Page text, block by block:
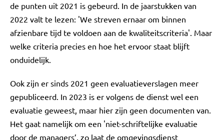
de punten uit 2021 is gebeurd. In de jaarstukken van
2022 valt te lezen: 'We streven ernaar om binnen
afzienbare tijd te voldoen aan de kwaliteitscriteria'. Maar
welke criteria precies en hoe het ervoor staat blijft
onduidelijk.
Ook zijn er sinds 2021 geen evaluatieverslagen meer
gepubliceerd. In 2023 is er volgens de dienst wel een
evaluatie geweest, maar hier zijn geen documenten van.
Het gaat namelijk om een 'niet-schriftelijke evaluatie
door de managers’, zo laat de omgevingsdienst